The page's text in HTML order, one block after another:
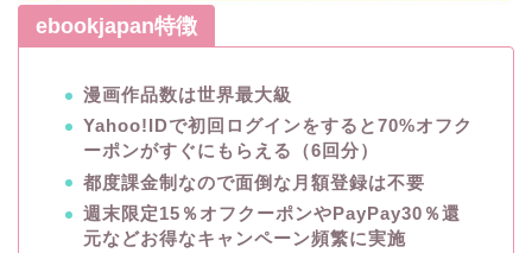
ebookjapan特徴
漫画作品数は世界最大級
Yahoo!IDで初回ログインをすると70%オフク
ーポンがすぐにもらえる（6回分）
都度課金制なので面倒な月額登録は不要
週末限定15％オフクーポンやPayPay30％還
元などお得なキャンペーン頻繁に実施